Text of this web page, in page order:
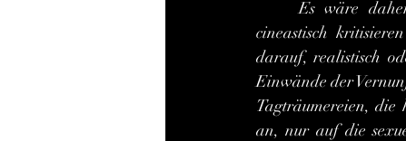
	Es wäre daher ganz witzlos und würde auch niemandem beifallen, einen Pornofilm
cineastisch
darauf, realistisch
Einwände der
Tagträumereien,
an, nur auf die